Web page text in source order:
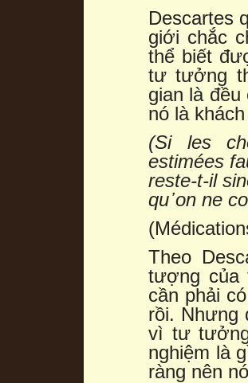
Descartes
giới chắc
thể biết
tư tưởng
gian là
nó là
(Si les
estimées
reste-t-il
qu᾿on ne
Theo
tượng của
cần phải
rồi. Nhưng
vì tư
nghiệm là
ràng nên